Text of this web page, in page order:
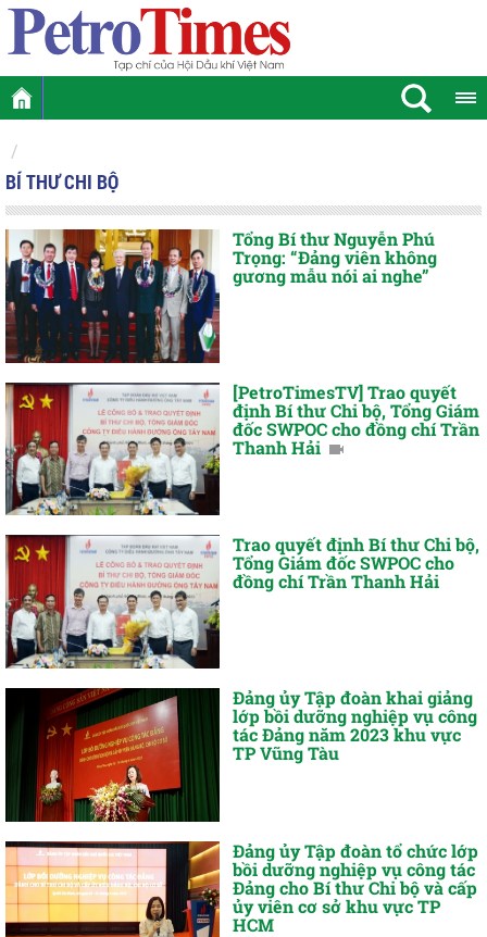
BÍ THƯ CHI BỘ
Tổng Bí thư Nguyễn Phú
Trọng: “Đảng viên không
gương mẫu nói ai nghe”
[PetroTimesTV] Trao quyết
định Bí thư Chi bộ, Tổng Giám
đốc SWPOC cho đồng chí Trần
Thanh Hải
Trao quyết định Bí thư Chi bộ,
Tổng Giám đốc SWPOC cho
đồng chí Trần Thanh Hải
Đảng ủy Tập đoàn khai giảng
lớp bồi dưỡng nghiệp vụ công
tác Đảng năm 2023 khu vực
TP Vũng Tàu
Đảng ủy Tập đoàn tổ chức lớp
bồi dưỡng nghiệp vụ công tác
Đảng cho Bí thư Chi bộ và cấp
ủy viên cơ sở khu vực TP
HCM